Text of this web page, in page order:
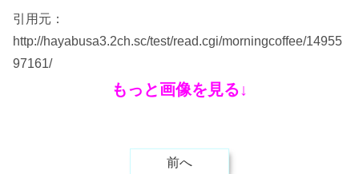
引用元：
http://hayabusa3.2ch.sc/test/read.cgi/morningcoffee/14955
97161/
もっと画像を見る↓
前へ